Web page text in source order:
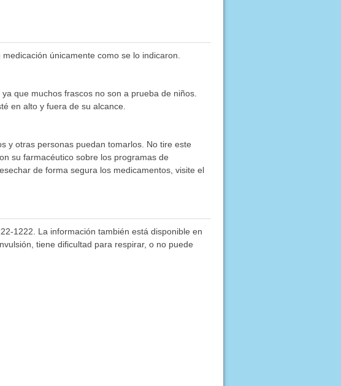
únicamente como se lo indicaron.
que muchos frascos no son a prueba de niños.
en alto y fuera de su alcance.
y otras personas puedan tomarlos. No tire este
su farmacéutico sobre los programas de
de forma segura los medicamentos, visite el
1222. La información también está disponible en
tiene dificultad para respirar, o no puede